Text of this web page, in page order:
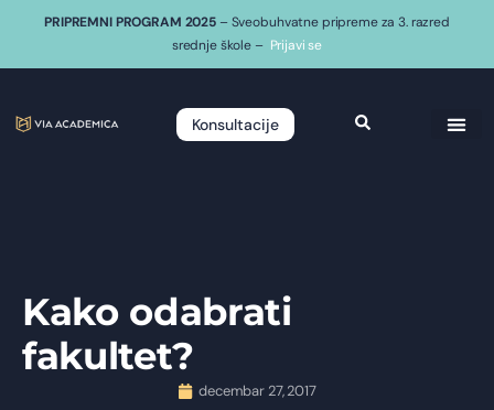
PRIPREMNI PROGRAM 2025 – Sveobuhvatne pripreme za 3. razred
srednje škole – Prijavi se
Konsultacije
Kako odabrati
fakultet?
decembar 27, 2017